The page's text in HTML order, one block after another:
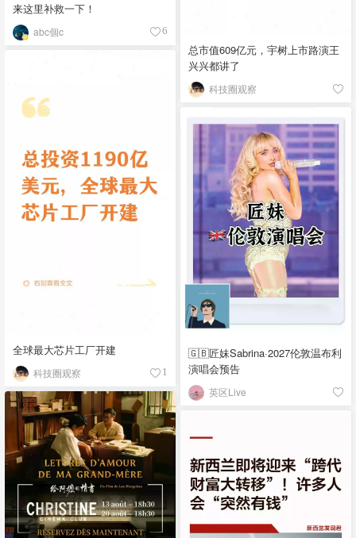
来这里补救一下！
abc個c 6
总市值609亿元，宇树上市路演王
兴兴都讲了
科技圈观察
全球最大芯片工厂开建
科技圈观察 1
🇬🇧匠妹Sabrina·2027伦敦温布利
演唱会预告
英区Live